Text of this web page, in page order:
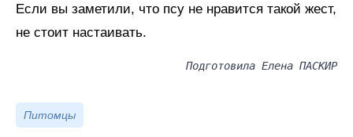
Если вы заметили, что псу не нравится такой жест,
не стоит настаивать.
Подготовила Елена ПАСКИР
Питомцы